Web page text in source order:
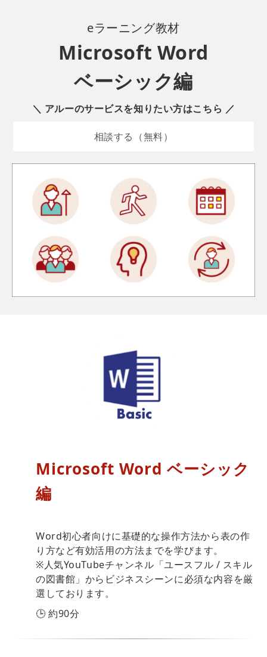
eラーニング教材
Microsoft Word
ベーシック編
＼ アルーのサービスを知りたい方はこちら ／
相談する（無料）
Microsoft Word ベーシック
編
Word初心者向けに基礎的な操作方法から表の作
り方など有効活用の方法までを学びます。
※人気YouTubeチャンネル「ユースフル / スキル
の図書館」からビジネスシーンに必須な内容を厳
選しております。
🕒 約90分